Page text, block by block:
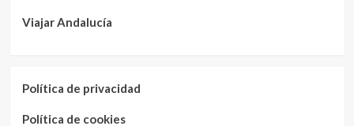
Viajar Andalucía
Política de privacidad
Política de cookies